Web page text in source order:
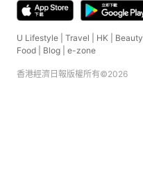
U Lifestyle Travel HK Beauty
Food
Blog e-zone
香港經濟日報版權所有©2026